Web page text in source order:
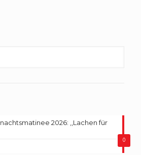
0
2026: ,,Lachen für